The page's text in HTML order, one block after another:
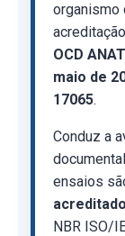
organismo
acreditação
OCD
maio de
17065.
Conduz a
ensaios
NBR ISO/